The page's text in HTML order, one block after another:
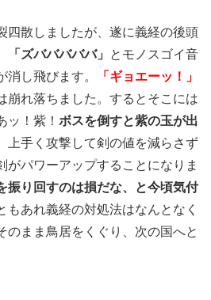
散しましたが、遂に義経の後頭
「ズバババババ」
とモノスゴイ音
消し飛びます。
「ギョエーッ！」
崩れ落ちました。するとそこには
ッ！紫！ ボスを倒すと紫の玉が出
上手く攻撃して剣の値を減らさず
がパワーアップすることになりま
振り回すのは損だな、と今頃気付
もあれ義経の対処法はなんとなく
のまま鳥居をくぐり、次の国へと